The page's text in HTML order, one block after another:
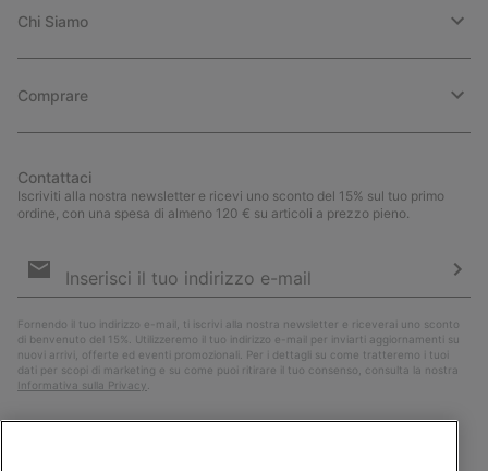
Chi Siamo
Comprare
Contattaci
Iscriviti alla nostra newsletter e ricevi uno sconto del 15% sul tuo primo
ordine, con una spesa di almeno 120 € su articoli a prezzo pieno.
e-
Fornendo il tuo indirizzo e-mail, ti iscrivi alla nostra newsletter e riceverai uno sconto
di benvenuto del 15%. Utilizzeremo il tuo indirizzo e-mail per inviarti aggiornamenti su
nuovi arrivi, offerte ed eventi promozionali. Per i dettagli su come tratteremo i tuoi
dati per scopi di marketing e su come puoi ritirare il tuo consenso, consulta la nostra
Informativa sulla Privacy